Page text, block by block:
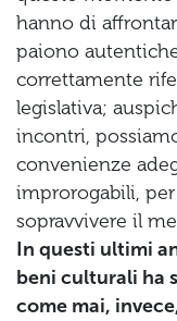
hanno di
paiono
correttamente
legislativa;
incontri,
convenienze
improrogabili,
sopravvivere il
In questi ultimi
beni culturali ha
come mai,